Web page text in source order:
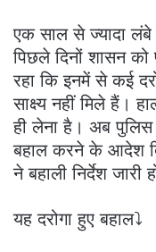
एक साल से ज्यादा
पिछले दिनों शासन को
रहा कि इनमें से कई
साक्ष्य नहीं मिले हैं।
ही लेना है। अब
बहाल करने के आदेश
ने बहाली निर्देश जारी
यह दरोगा हुए बहाल⤵️